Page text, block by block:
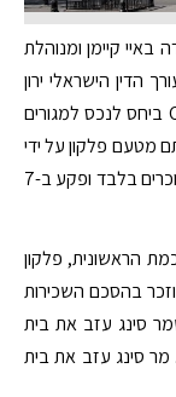
באיי קיימן ומנוהלת
הדין הישראלי ירון
ברנהולץ, חתמה על הסכם שכירות עם Calimera ביחס לנכס למגורים
שנחתם מטעם פלקון על ידי
בני מנשה רשם את משפחתו של ירון ברנהולץ כשוכרים בלבד ופקע ב-7
הראשונית, פלקון
בהסכם השכירות
סינג עזב את בית
מר סינג עזב את בית